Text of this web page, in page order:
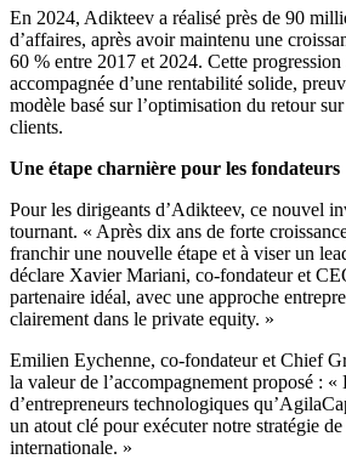
En 2024, Adikteev a réalisé près de 90
d’affaires, après avoir maintenu une
60 % entre 2017 et 2024. Cette progression
accompagnée d’une rentabilité solide,
modèle basé sur l’optimisation du retour
clients.
Une étape charnière pour les fondateurs
Pour les dirigeants d’Adikteev, ce nouvel
tournant. « Après dix ans de forte
franchir une nouvelle étape et à viser un
déclare Xavier Mariani, co-fondateur et
partenaire idéal, avec une approche
clairement dans le private equity. »
Emilien Eychenne, co-fondateur et Chief
la valeur de l’accompagnement proposé : «
d’entrepreneurs technologiques
un atout clé pour exécuter notre stratégie
internationale. »